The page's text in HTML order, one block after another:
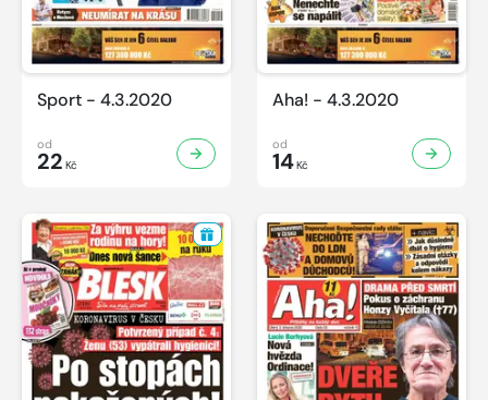
Sport - 4.3.2020
od
22 Kč
Aha! - 4.3.2020
od
14Kč